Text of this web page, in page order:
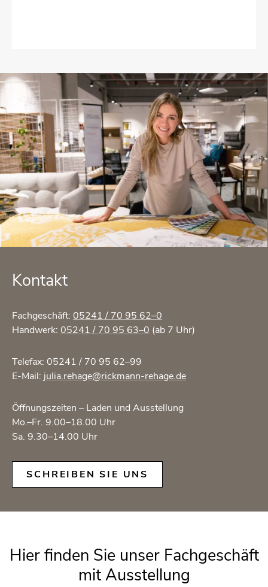
Kon­takt
Fach­ge­schäft: 05241 / 70 95 62–0
Hand­werk: 05241 / 70 95 63–0 (ab 7 Uhr)
Te­le­fax: 05241 / 70 95 62–99
E-Mail: julia.​rehage@​rickmann-​rehage.​de
Öff­nungs­zei­ten – Laden und Aus­stel­lung
Mo.–Fr. 9.00–18.00 Uhr
Sa. 9.30–14.00 Uhr
SCHREI­BEN SIE UNS
Hier fin­den Sie unser Fach­ge­schäft
mit Aus­stel­lung